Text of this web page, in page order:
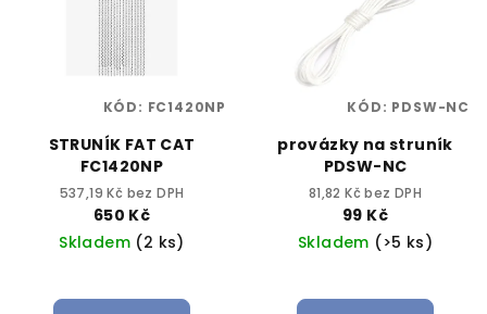
STRUNÍK FAT CAT
FC1420NP
537,19 Kč bez DPH
650 Kč
Skladem (2 ks)
KÓD: FC1420NP
provázky na struník
PDSW-NC
81,82 Kč bez DPH
99 Kč
Skladem (>5 ks)
KÓD: PDSW-NC